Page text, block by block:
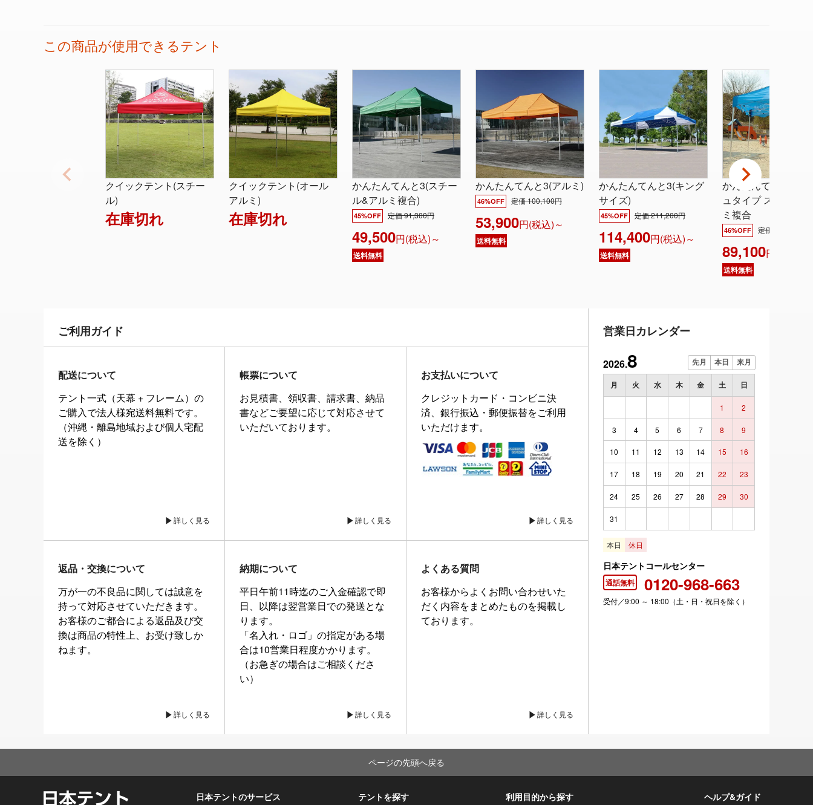
この商品が使用できるテント
クイックテント(スチー
ル)
在庫切れ
クイックテント(オール
アルミ)
在庫切れ
かんたんてんと3(スチー
ル&アルミ複合)
45%OFF 定価 91,300円
49,500円(税込)～
送料無料
かんたんてんと3(アルミ)
46%OFF 定価 100,100円
53,900円(税込)～
送料無料
かんたんてんと3(キング
サイズ)
45%OFF 定価 211,200円
114,400円(税込)～
送料無料
かんたんてんと3 メ
ュタイプ スチール&
ミ複合
46%OFF 定価 165,000円
89,100円(税込)～
送料無料
ご利用ガイド 営業日カレンダー
2026.8 先月 本日 来月
月 火 水 木 金 土 日
1 2
3 4 5 6 7 8 9
10 11 12 13 14 15 16
17 18 19 20 21 22 23
24 25 26 27 28 29 30
31
本日 休日
日本テントコールセンター
通話無料 0120-968-663
受付／9:00 ～ 18:00（土・日・祝日を除く）
配送について
テント一式（天幕 + フレーム）の
ご購入で法人様宛送料無料です。
（沖縄・離島地域および個人宅配
送を除く）
詳しく見る
帳票について
お見積書、領収書、請求書、納品
書などご要望に応じて対応させて
いただいております。
詳しく見る
お支払いについて
クレジットカード・コンビニ決
済、銀行振込・郵便振替をご利用
いただけます。
詳しく見る
返品・交換について
万が一の不良品に関しては誠意を
持って対応させていただきます。
お客様のご都合による返品及び交
換は商品の特性上、お受け致しか
ねます。
詳しく見る
納期について
平日午前11時迄のご入金確認で即
日、以降は翌営業日での発送とな
ります。
「名入れ・ロゴ」の指定がある場
合は10営業日程度かかります。
（お急ぎの場合はご相談くださ
い）
詳しく見る
よくある質問
お客様からよくお問い合わせいた
だく内容をまとめたものを掲載し
ております。
詳しく見る
ページの先頭へ戻る
日本テントのサービス テントを探す 利用目的から探す ヘルプ&ガイド